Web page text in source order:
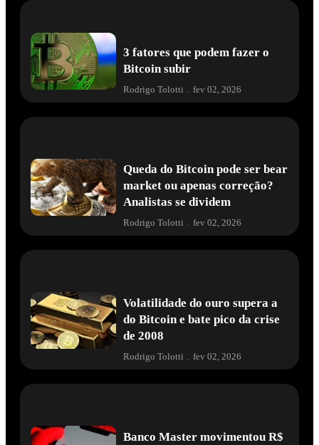
3 fatores que podem fazer o
Bitcoin subir
Rodrigo Tolotti fev 02, 2026
Queda do Bitcoin pode ser bear
market ou apenas correção?
Analistas se dividem
Rodrigo Tolotti . fev 02, 2026
Volatilidade do ouro supera a
do Bitcoin e bate pico da crise
de 2008
Rodrigo Tolotti . fev 02, 2026
Banco Master movimentou R$